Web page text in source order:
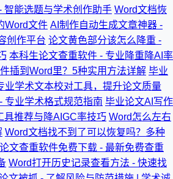
智能选题与学术创作助手 Word文档恢
Word文件 AI制作自动生成文章神器 -
创作平台 论文黄色部分该怎么降重 -
本科生论文查重软件 - 专业降重降AI率
插到Word里？5种实用方法详解 毕业
业学术文本校对工具，提升论文质量
专业学术格式规范指南 毕业论文AI写作
具推荐与降AIGC率技巧 Word怎么左右
Word文档找不到了可以恢复吗？多种
论文查重软件免费下载 - 最新免费查重
Word打开历史记录查看方法 - 快速找